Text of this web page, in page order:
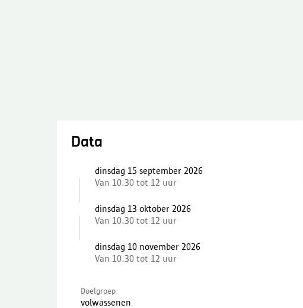
Data
dinsdag 15 september 2026
Van 10.30 tot 12 uur
dinsdag 13 oktober 2026
Van 10.30 tot 12 uur
dinsdag 10 november 2026
Van 10.30 tot 12 uur
Doelgroep
volwassenen